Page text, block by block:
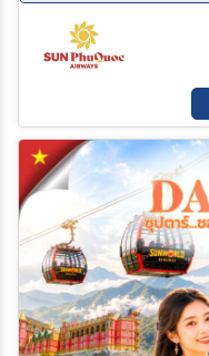
29 ส.ค. 69 - 31 ส.ค. 69
18 ก.ย. 69 - 20 ก.ย. 69